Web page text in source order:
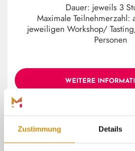
Zustimmung Details
Dauer: jeweils 3
Maximale Teilnehmerzahl:
jeweiligen Workshop/
Personen
WEITERE